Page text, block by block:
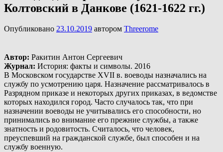
Колтовский в Данкове (1621-1622 гг.)
Опубликовано 23.10.2019 автором Threerome
Автор: Ракитин Антон Сергеевич
Журнал: История: факты и символы. 2016
В Московском государстве XVII в. воеводы назначались на
службу по усмотрению царя. Назначение рассматривалось в
Разрядном приказе и некоторых других приказах, в ведомстве
которых находился город. Часто случалось так, что при
назначении воеводы не учитывались его способности, но
принимались во внимание его прежние службы, а также
знатность и родовитость. Считалось, что человек,
преуспевший на гражданской службе, был способен и на
службу военную.